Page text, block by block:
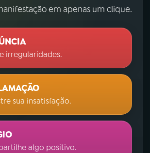
em apenas um clique.
irregularidades.
sua insatisfação.
algo positivo.